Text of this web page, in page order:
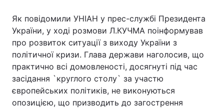
Головна Війна
Україна Політика
Як повідомили УНІАН у прес-службі Президента
України, у ході розмови Л.КУЧМА поінформував
про розвиток ситуації з виходу України з
політичної кризи. Глава держави наголосив, що
практично всі домовленості, досягнуті під час
засідання `круглого столу` за участю
європейських політиків, не виконуються
опозицією, що призводить до загострення